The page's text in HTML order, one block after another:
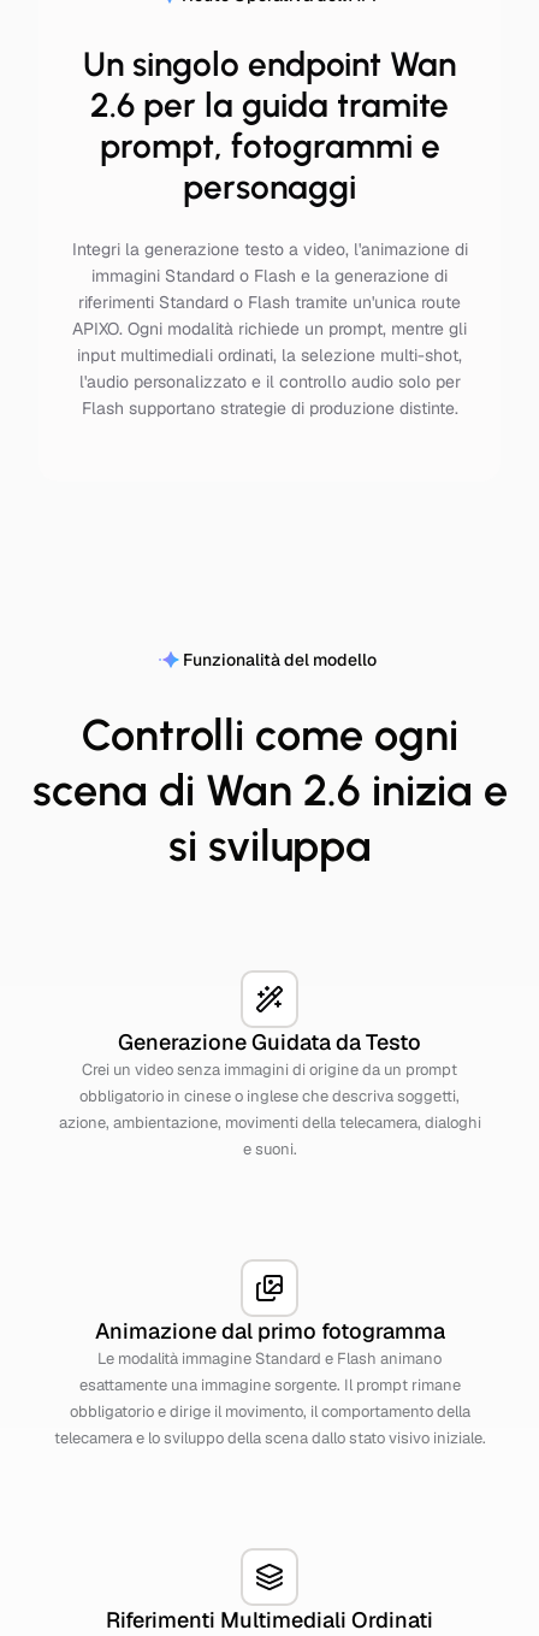
Un singolo endpoint Wan
2.6 per la guida tramite
prompt, fotogrammi e
personaggi
Integri la generazione testo a video, l'animazione di
immagini Standard o Flash e la generazione di
riferimenti Standard o Flash tramite un'unica route
APIXO. Ogni modalità richiede un prompt, mentre gli
input multimediali ordinati, la selezione multi-shot,
l'audio personalizzato e il controllo audio solo per
Flash supportano strategie di produzione distinte.
Funzionalità del modello
Controlli come ogni
scena di Wan 2.6 inizia e
si sviluppa
Generazione Guidata da Testo
Crei un video senza immagini di origine da un prompt
obbligatorio in cinese o inglese che descriva soggetti,
azione, ambientazione, movimenti della telecamera, dialoghi
e suoni.
Animazione dal primo fotogramma
Le modalità immagine Standard e Flash animano
esattamente una immagine sorgente. Il prompt rimane
obbligatorio e dirige il movimento, il comportamento della
telecamera e lo sviluppo della scena dallo stato visivo iniziale.
Riferimenti Multimediali Ordinati